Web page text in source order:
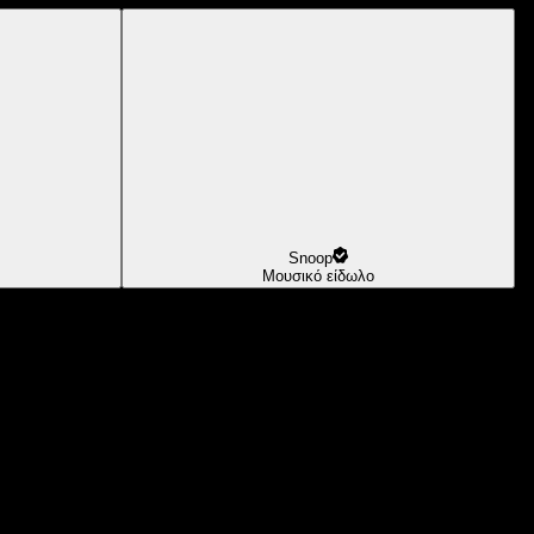
Snoop
Μουσικό είδωλο